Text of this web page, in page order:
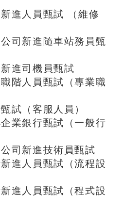
進人員甄試 （維修
司新進隨車站務員甄
進司機員甄試
階人員甄試（專業職
試（客服人員）
業銀行甄試（一般行
司新進技術員甄試
進人員甄試（流程設
進人員甄試（程式設